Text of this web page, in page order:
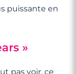
puissante en
»
pas voir, ce